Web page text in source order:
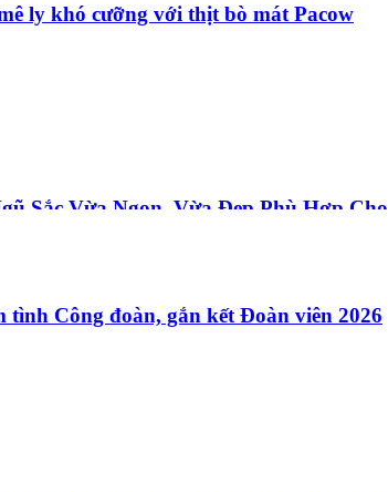
ly khó cưỡng với thịt bò mát Pacow
Sắc Vừa Ngon, Vừa Đẹp Phù Hợp Cho
Công đoàn, gắn kết Đoàn viên 2026